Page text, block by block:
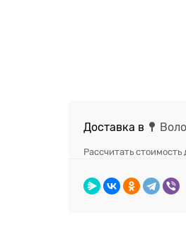
Доставка в
Рассчитать стоимость